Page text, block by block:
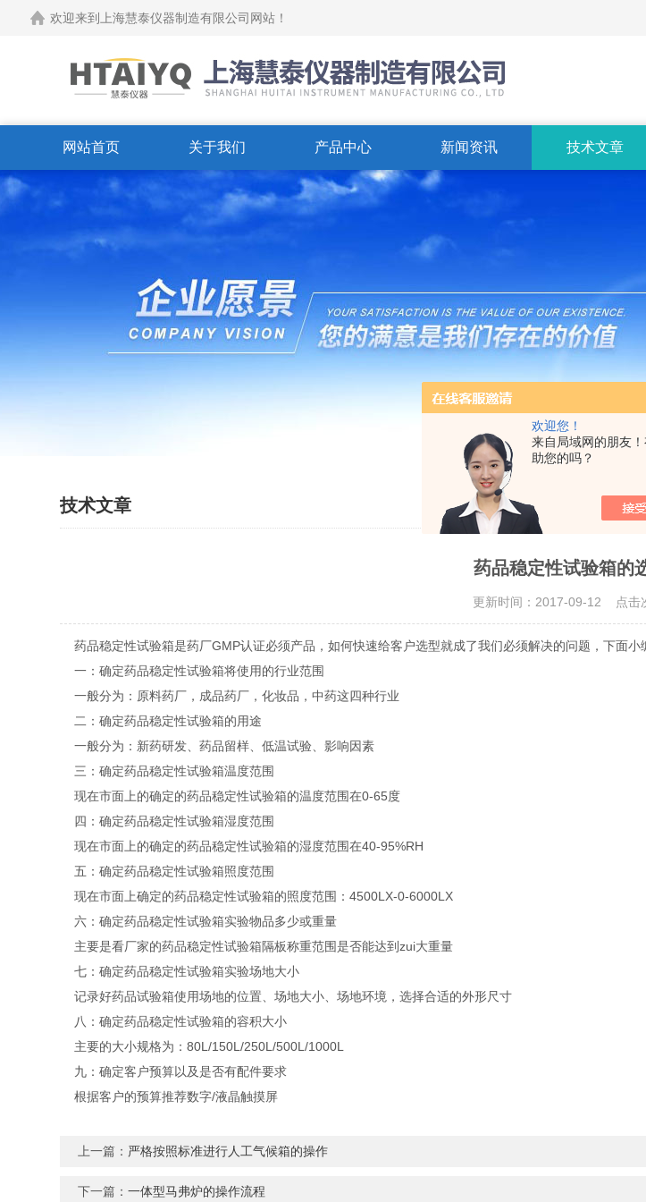
欢迎您！
来自局域网的朋友
助您的吗？
欢迎来到上海慧泰仪器制造有限公司网站！
网站首页 关于我们 产品中心 新闻资讯 技术文章
技术文章
药品稳定性试验箱的
更新时间：2017-09-12 点击
药品稳定性试验箱是药厂GMP认证必须产品，如何快速给客户选型就成了我们必须解决的问题，下面小
一：确定药品稳定性试验箱将使用的行业范围
一般分为：原料药厂，成品药厂，化妆品，中药这四种行业
二：确定药品稳定性试验箱的用途
一般分为：新药研发、药品留样、低温试验、影响因素
三：确定药品稳定性试验箱温度范围
现在市面上的确定的药品稳定性试验箱的温度范围在0-65度
四：确定药品稳定性试验箱湿度范围
现在市面上的确定的药品稳定性试验箱的湿度范围在40-95%RH
五：确定药品稳定性试验箱照度范围
现在市面上确定的药品稳定性试验箱的照度范围：4500LX-0-6000LX
六：确定药品稳定性试验箱实验物品多少或重量
主要是看厂家的药品稳定性试验箱隔板称重范围是否能达到zui大重量
七：确定药品稳定性试验箱实验场地大小
记录好药品试验箱使用场地的位置、场地大小、场地环境，选择合适的外形尺寸
八：确定药品稳定性试验箱的容积大小
主要的大小规格为：80L/150L/250L/500L/1000L
九：确定客户预算以及是否有配件要求
根据客户的预算推荐数字/液晶触摸屏
上一篇： 严格按照标准进行人工气候箱的操作
下一篇：一体型马弗炉的操作流程